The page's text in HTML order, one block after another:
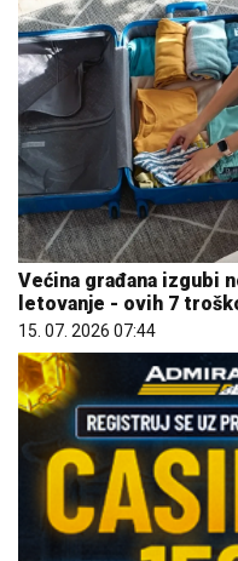
Većina građana izgubi
letovanje - ovih 7
15. 07. 2026 07:44